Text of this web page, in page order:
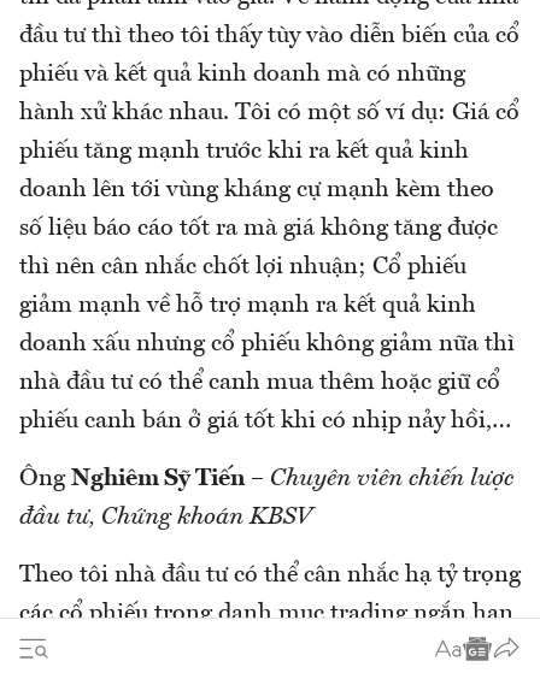
đầu tư thì theo tôi thấy tùy vào diễn biến của cổ
phiếu và kết quả kinh doanh mà có những
hành xử khác nhau. Tôi có một số ví dụ: Giá cổ
phiếu tăng mạnh trước khi ra kết quả kinh
doanh lên tới vùng kháng cự mạnh kèm theo
số liệu báo cáo tốt ra mà giá không tăng được
thì nên cân nhắc chốt lợi nhuận; Cổ phiếu
giảm mạnh về hỗ trợ mạnh ra kết quả kinh
doanh xấu nhưng cổ phiếu không giảm nữa thì
nhà đầu tư có thể canh mua thêm hoặc giữ cổ
phiếu canh bán ở giá tốt khi có nhịp nảy hồi,…
Ông Nghiêm Sỹ Tiến– Chuyên viên chiến lược
đầu tư, Chứng khoán KBSV
Theo tôi nhà đầu tư có thể cân nhắc hạ tỷ trọng
các cổ phiếu trong danh mục trading ngắn hạn,
T , và giữ nguyên phần còn lại. Số liệu kết quả